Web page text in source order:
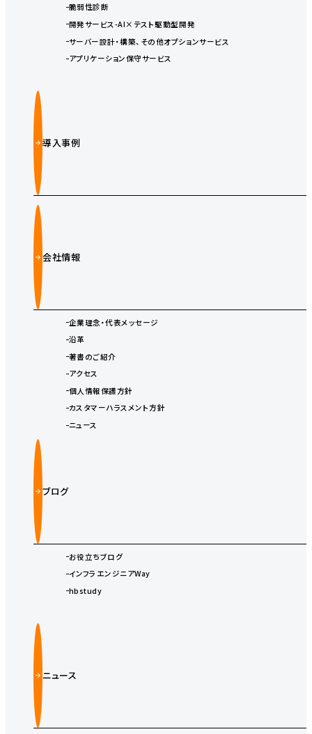
脆弱性診断
開発サービス-AI×テスト駆動型開発
サーバー設計・構築、その他オプションサービス
アプリケーション保守サービス
導入事例
会社情報
企業理念・代表メッセージ
沿革
著書のご紹介
アクセス
個人情報保護方針
カスタマーハラスメント方針
ニュース
ブログ
お役立ちブログ
インフラエンジニアWay
hbstudy
ニュース